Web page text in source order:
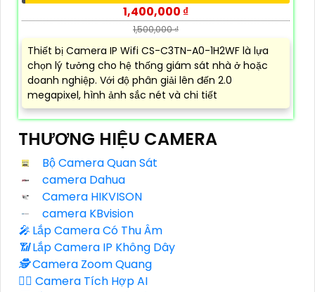
1,400,000 ₫
1,500,000 ₫
Thiết bị Camera IP Wifi CS-C3TN-A0-1H2WF là lựa
chọn lý tưởng cho hệ thống giám sát nhà ở hoặc
doanh nghiệp. Với độ phân giải lên đến 2.0
megapixel, hình ảnh sắc nét và chi tiết
THƯƠNG HIỆU CAMERA
Bộ Camera Quan Sát
camera Dahua
Camera HIKVISON
camera KBvision
️🎤️ Lắp Camera Có Thu Âm
📶Lắp Camera IP Không Dây
🕵️Camera Zoom Quang
🧛‍♀️ Camera Tích Hợp AI